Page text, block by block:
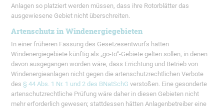
Anlagen so platziert werden müssen, dass ihre Rotorblätter das
ausgewiesene Gebiet nicht überschreiten.
Artenschutz in Windenergiegebieten
In einer früheren Fassung des Gesetzesentwurfs hatten
Windenergiegebiete künftig als „go-to“-Gebiete gelten sollen, in denen
davon ausgegangen worden wäre, dass Errichtung und Betrieb von
Windenergieanlagen nicht gegen die artenschutzrechtlichen Verbote
des§ 44 Abs. 1 Nr. 1 und 2 des BNatSchG verstoßen. Eine gesonderte
artenschutzrechtliche Prüfung wäre daher in diesen Gebieten nicht
mehr erforderlich gewesen; stattdessen hätten Anlagenbetreiber eine